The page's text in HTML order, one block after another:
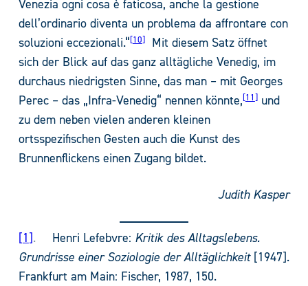
Venezia ogni cosa è faticosa, anche la gestione
dell’ordinario diventa un problema da affrontare con
soluzioni eccezionali.“ 10 Mit diesem Satz öffnet
sich der Blick auf das ganz alltägliche Venedig, im
durchaus niedrigsten Sinne, das man – mit Georges
Perec – das „Infra-Venedig“ nennen könnte, 11 und
zu dem neben vielen anderen kleinen
ortsspezifischen Gesten auch die Kunst des
Brunnenflickens einen Zugang bildet.
Judith Kasper
1 . Henri Lefebvre: Kritik des Alltagslebens.
Grundrisse einer Soziologie der Alltäglichkeit [1947].
Frankfurt am Main: Fischer, 1987, 150.